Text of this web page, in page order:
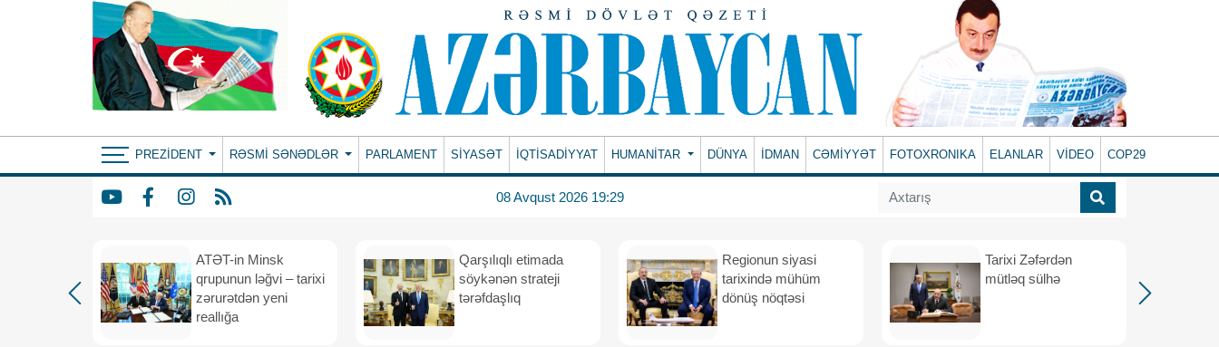
PREZIDENT RƏSMI SƏNƏDLƏR PARLAMENT SİYASƏT İQTİSADİYYAT HUMANITAR DÜNYA İDMAN CƏMİYYƏT FOTOXRONIKA ELANLAR VİDEO COP29
08 Avqust 2026 19:29
ATƏT-in Minsk
qrupunun ləğvi – tarixi
zərurətdən yeni
reallığa
Qarşılıqlı etimada
söykənən strateji
tərəfdaşlıq
Regionun siyasi
tarixində mühüm
dönüş nöqtəsi
Tarixi Zəfərdən
mütləq sülhə